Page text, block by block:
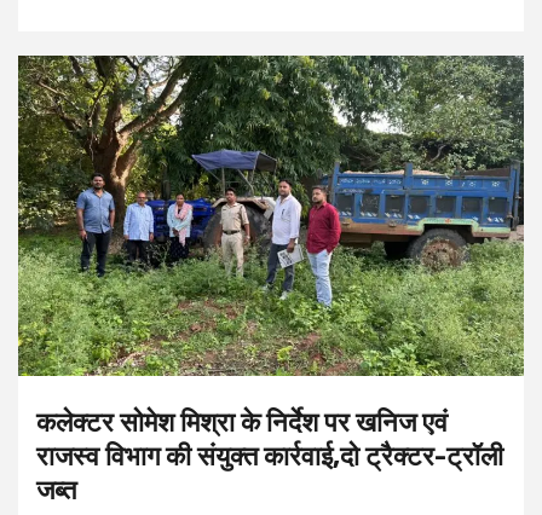
कलेक्टर सोमेश मिश्रा के निर्देश पर खनिज एवं
राजस्व विभाग की संयुक्त कार्रवाई,दो ट्रैक्टर-ट्रॉली
जब्त